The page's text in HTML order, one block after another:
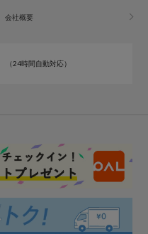
会社概要
（24時間自動対応）